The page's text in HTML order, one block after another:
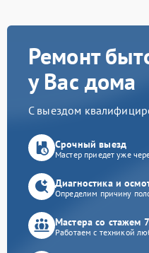
Ремонт
у Вас дома
С выездом
Срочный выезд
Мастер приедет уже
Диагностика и
Определим причину
Мастера со стажем
Работаем с техникой